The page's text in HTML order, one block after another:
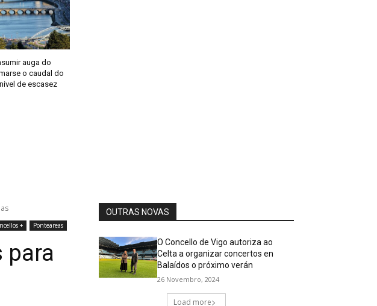
auga do
o caudal do
de escasez